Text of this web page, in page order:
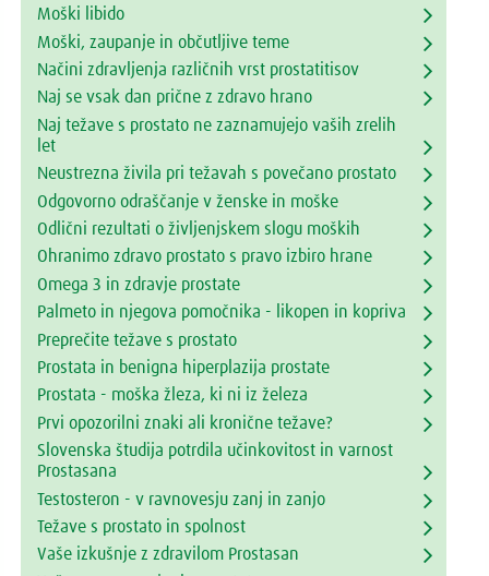
Moški libido
Moški, zaupanje in občutljive teme
Načini zdravljenja različnih vrst prostatitisov
Naj se vsak dan prične z zdravo hrano
Naj težave s prostato ne zaznamujejo vaših zrelih
let
Neustrezna živila pri težavah s povečano prostato
Odgovorno odraščanje v ženske in moške
Odlični rezultati o življenjskem slogu moških
Ohranimo zdravo prostato s pravo izbiro hrane
Omega 3 in zdravje prostate
Palmeto in njegova pomočnika - likopen in kopriva
Preprečite težave s prostato
Prostata in benigna hiperplazija prostate
Prostata - moška žleza, ki ni iz železa
Prvi opozorilni znaki ali kronične težave?
Slovenska študija potrdila učinkovitost in varnost
Prostasana
Testosteron - v ravnovesju zanj in zanjo
Težave s prostato in spolnost
Vaše izkušnje z zdravilom Prostasan